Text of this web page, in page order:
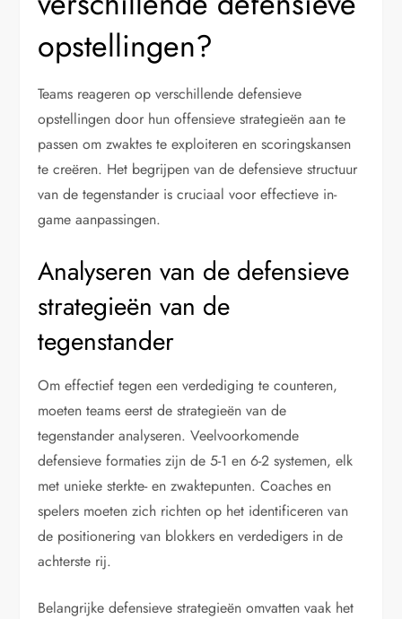
opstellingen?
Teams reageren op verschillende defensieve
opstellingen door hun offensieve strategieën aan te
passen om zwaktes te exploiteren en scoringskansen
te creëren. Het begrijpen van de defensieve structuur
van de tegenstander is cruciaal voor effectieve in-
game aanpassingen.
Analyseren van de defensieve
strategieën van de
tegenstander
Om effectief tegen een verdediging te counteren,
moeten teams eerst de strategieën van de
tegenstander analyseren. Veelvoorkomende
defensieve formaties zijn de 5-1 en 6-2 systemen, elk
met unieke sterkte- en zwaktepunten. Coaches en
spelers moeten zich richten op het identificeren van
de positionering van blokkers en verdedigers in de
achterste rij.
Belangrijke defensieve strategieën omvatten vaak het